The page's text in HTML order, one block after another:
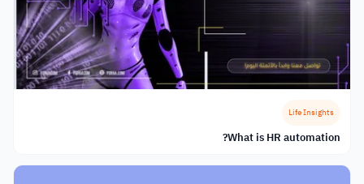
Life Insights
What is HR automation?